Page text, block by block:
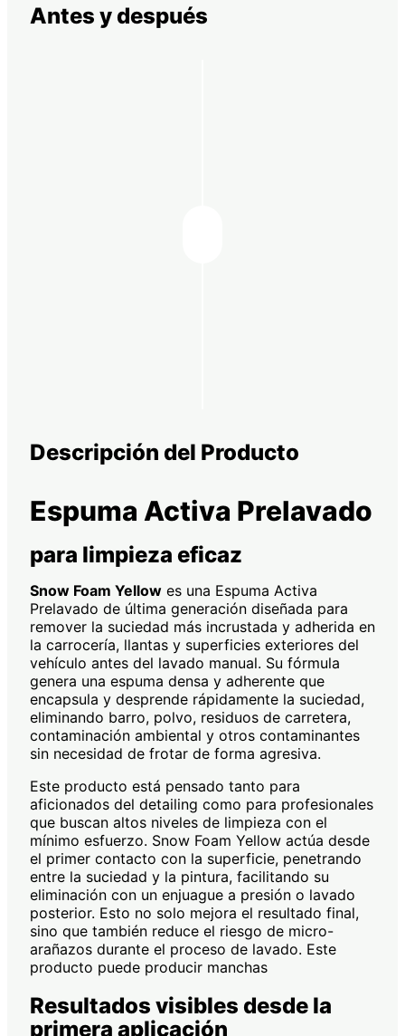
Antes y después
Descripción del Producto
Espuma Activa Prelavado
para limpieza eficaz
Snow Foam Yellow es una Espuma Activa
Prelavado de última generación diseñada para
remover la suciedad más incrustada y adherida en
la carrocería, llantas y superficies exteriores del
vehículo antes del lavado manual. Su fórmula
genera una espuma densa y adherente que
encapsula y desprende rápidamente la suciedad,
eliminando barro, polvo, residuos de carretera,
contaminación ambiental y otros contaminantes
sin necesidad de frotar de forma agresiva.
Este producto está pensado tanto para
aficionados del detailing como para profesionales
que buscan altos niveles de limpieza con el
mínimo esfuerzo. Snow Foam Yellow actúa desde
el primer contacto con la superficie, penetrando
entre la suciedad y la pintura, facilitando su
eliminación con un enjuague a presión o lavado
posterior. Esto no solo mejora el resultado final,
sino que también reduce el riesgo de micro-
arañazos durante el proceso de lavado. Este
producto puede producir manchas
Resultados visibles desde la
primera aplicación